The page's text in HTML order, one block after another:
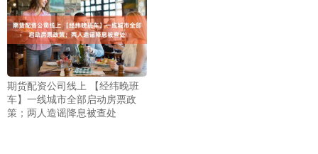
期货配资公司线上 【经纬晚班
车】一线城市全部启动房票政
策；两人造谣降息被查处